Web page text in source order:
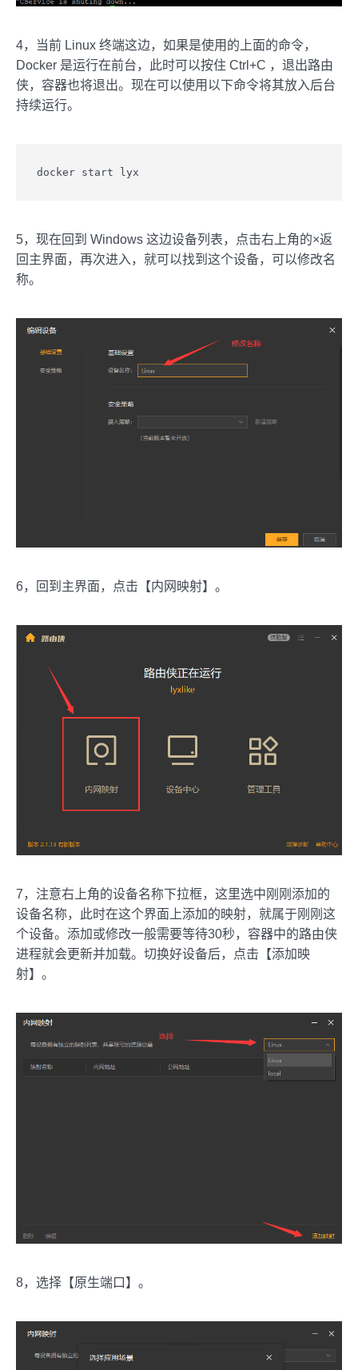
4，当前 Linux 终端这边，如果是使用的上面的命令，
Docker 是运行在前台，此时可以按住 Ctrl+C ，退出路由
侠，容器也将退出。现在可以使用以下命令将其放入后台
持续运行。
docker start lyx
5，现在回到 Windows 这边设备列表，点击右上角的×返
回主界面，再次进入，就可以找到这个设备，可以修改名
称。
6，回到主界面，点击【内网映射】。
7，注意右上角的设备名称下拉框，这里选中刚刚添加的
设备名称，此时在这个界面上添加的映射，就属于刚刚这
个设备。添加或修改一般需要等待30秒，容器中的路由侠
进程就会更新并加载。切换好设备后，点击【添加映
射】。
8，选择【原生端口】。